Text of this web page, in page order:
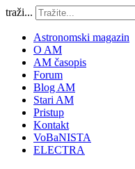
traži...
Astronomski magazin
O AM
AM časopis
Forum
Blog AM
Stari AM
Pristup
Kontakt
VoBaNISTA
ELECTRA